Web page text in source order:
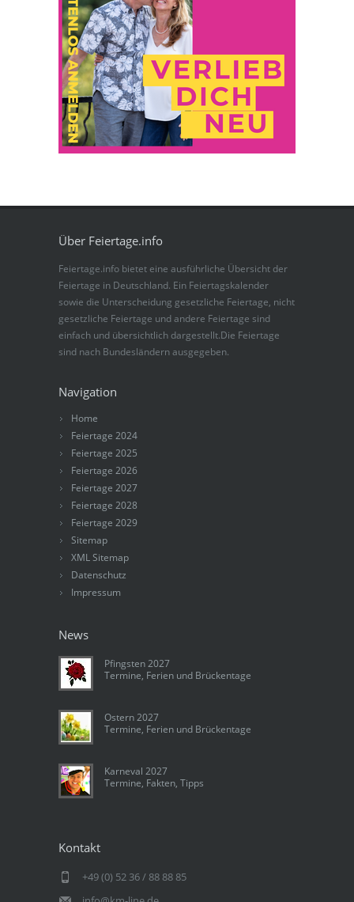
Über Feiertage.info
Feiertage.info bietet eine ausführliche Übersicht der
Feiertage in Deutschland. Ein Feiertagskalender
sowie die Unterscheidung gesetzliche Feiertage, nicht
gesetzliche Feiertage und andere Feiertage sind
einfach und übersichtlich dargestellt.Die Feiertage
sind nach Bundesländern ausgegeben.
Navigation
Home
Feiertage 2024
Feiertage 2025
Feiertage 2026
Feiertage 2027
Feiertage 2028
Feiertage 2029
Sitemap
XML Sitemap
Datenschutz
Impressum
News
Pfingsten 2027
Termine, Ferien und Brückentage
Ostern 2027
Termine, Ferien und Brückentage
Karneval 2027
Termine, Fakten, Tipps
Kontakt
+49 (0) 52 36 / 88 88 85